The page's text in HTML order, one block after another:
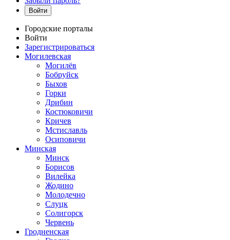
Войти
Городские порталы
Войти
Зарегистрироваться
Могилевская
Могилёв
Бобруйск
Быхов
Горки
Дрибин
Костюковичи
Кричев
Мстиславль
Осиповичи
Минская
Минск
Борисов
Вилейка
Жодино
Молодечно
Слуцк
Солигорск
Червень
Гродненская